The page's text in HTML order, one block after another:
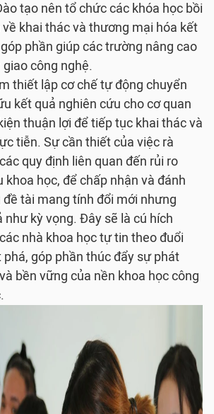
tạo nên tổ chức các khóa học bồi
khai thác và thương mại hóa kết
phần giúp các trường nâng cao
công nghệ.
thiết lập cơ chế tự động chuyển
kết quả nghiên cứu cho cơ quan
thuận lợi để tiếp tục khai thác và
tiễn. Sự cần thiết của việc rà
quy định liên quan đến rủi ro
khoa học, để chấp nhận và đánh
tài mang tính đổi mới nhưng
như kỳ vọng. Đây sẽ là cú hích
nhà khoa học tự tin theo đuổi
góp phần thúc đẩy sự phát
bền vững của nền khoa học công